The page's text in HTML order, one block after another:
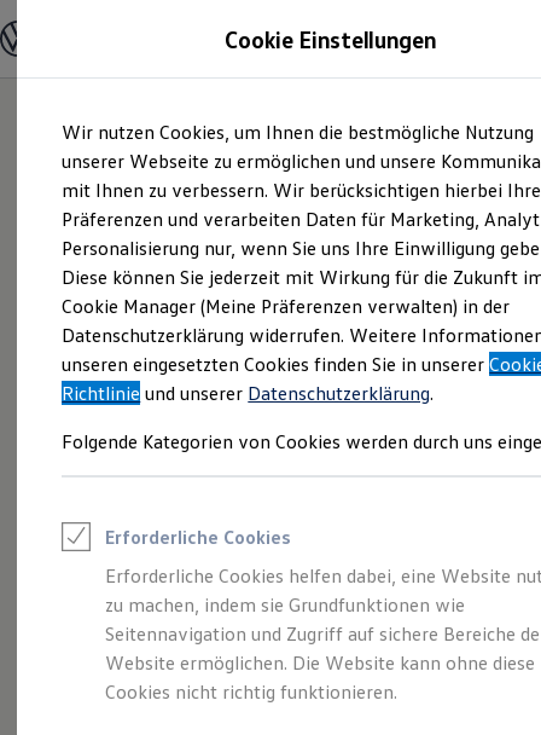
Hauptinhalt
springen
Footer
springen
Modelle und Konfigurator
Modelle vergleichen
Elektroautos
ENERGY Sondermodelle
Nutzfahrzeuge
SUV und CUV
Familienautos
Kombis
Kompaktwagen
Sportwagen
Schnell verfügbare Fahrzeuge
Angebote und Produkte
Aktuelle Angebote
E-Auto-Förderung
Volkswagen Marktplatz
Junge Gebrauchtwagen und Gebrauchtwagen
Saisonangebote
Leasing
Leasing-Angebote
Gebrauchtwagen Leasing
Junge Gebrauchtwagen-Leasing
Elektroauto Leasing
Kleinwagen-Leasing
Leasing ohne Anzahlung
Volkswagen Economy
Service Rabattaktion
Cookie Einstellungen
Wir nutzen Cookies, um Ihnen die bestmögliche Nutzung
unserer Webseite zu ermöglichen und unsere
mit Ihnen zu verbessern. Wir berücksichtigen hierbei Ihre
Präferenzen und verarbeiten Daten für Marketing,
Personalisierung nur, wenn Sie uns Ihre Einwilligung
Diese können Sie jederzeit mit Wirkung für die Zukunft
Cookie Manager (Meine Präferenzen verwalten) in der
Datenschutzerklärung widerrufen. Weitere
unseren eingesetzten Cookies finden Sie in unserer
Richtlinie und unserer Datenschutzerklärung.
Folgende Kategorien von Cookies werden durch uns
Erforderliche Cookies
Erforderliche Cookies helfen dabei, eine Website
zu machen, indem sie Grundfunktionen wie
Seitennavigation und Zugriff auf sichere Bereiche
Website ermöglichen. Die Website kann ohne diese
Cookies nicht richtig funktionieren.